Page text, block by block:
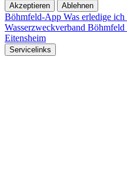
Akzeptieren Ablehnen
Böhmfeld-App Was erledige
Wasserzweckverband Böhmfeld
Eitensheim
Servicelinks